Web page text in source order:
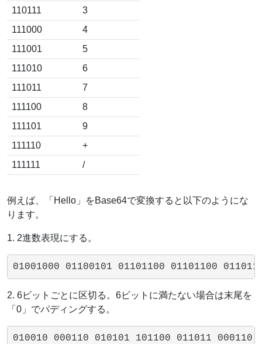
110111
3
111000
4
111001
5
111010
6
111011
7
111100
8
111101
9
111110
+
111111
/
例えば、「Hello」をBase64で変換すると以下のようにな
ります。
1. 2進数表現にする。
01001000 01100101 01101100 01101100
2. 6ビットごとに区切る。6ビットに満たない場合は末尾を
「0」でパディングする。
010010 000110 010101 101100 011011 000110